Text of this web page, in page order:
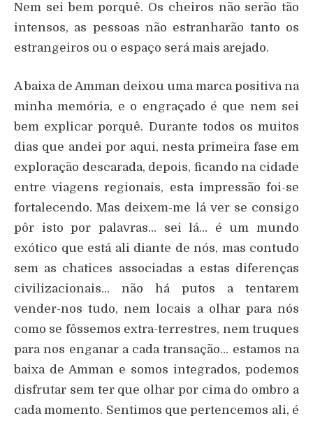
Nem sei bem porquê. Os cheiros não serão tão
intensos, as pessoas não estranharão tanto os
estrangeiros ou o espaço será mais arejado.
A baixa de Amman deixou uma marca positiva na
minha memória, e o engraçado é que nem sei
bem explicar porquê. Durante todos os muitos
dias que andei por aqui, nesta primeira fase em
exploração descarada, depois, ficando na cidade
entre viagens regionais, esta impressão foi-se
fortalecendo. Mas deixem-me lá ver se consigo
pôr isto por palavras… sei lá… é um mundo
exótico que está ali diante de nós, mas contudo
sem as chatices associadas a estas diferenças
civilizacionais… não há putos a tentarem
vender-nos tudo, nem locais a olhar para nós
como se fôssemos extra-terrestres, nem truques
para nos enganar a cada transação… estamos na
baixa de Amman e somos integrados, podemos
disfrutar sem ter que olhar por cima do ombro a
cada momento. Sentimos que pertencemos ali, é